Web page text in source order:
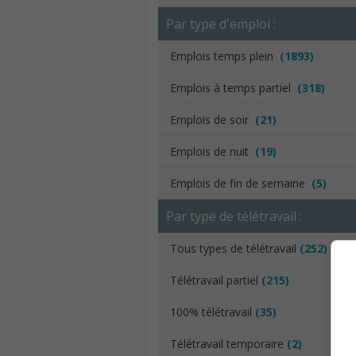
Par type d'emploi :
Emplois temps plein (1893)
Emplois à temps partiel (318)
Emplois de soir (21)
Emplois de nuit (19)
Emplois de fin de semaine (5)
Par type de télétravail :
Tous types de télétravail (252)
Télétravail partiel (215)
100% télétravail (35)
Télétravail temporaire (2)